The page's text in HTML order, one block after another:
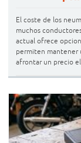
El coste de los
muchos
actual ofrece
permiten mantener
afrontar un precio